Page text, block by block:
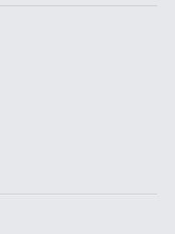
/ Brussel 1963